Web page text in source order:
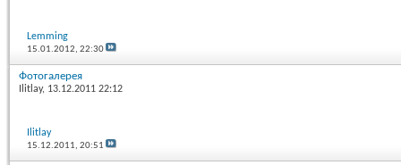
Lemming
15.01.2012,22:30
Фотогалерея
Ilitlay, 13.12.2011 22:12
Ilitlay
15.12.2011,20:51